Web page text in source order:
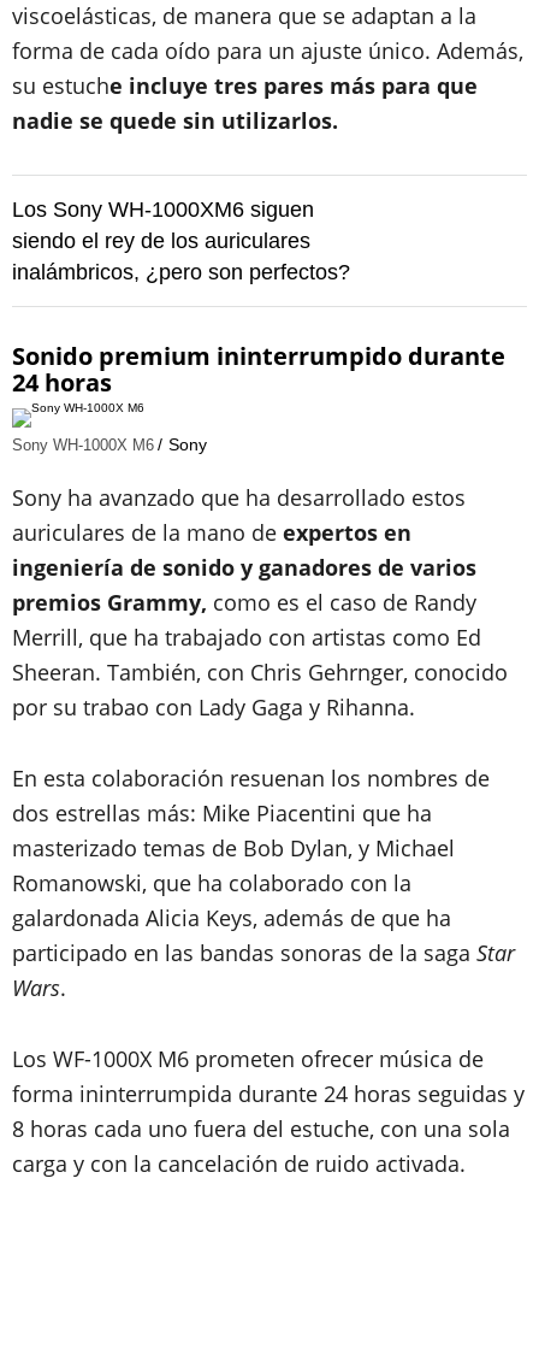
viscoelásticas, de manera que se adaptan a la
forma de cada oído para un ajuste único. Además,
su estuche incluye tres pares más para que
nadie se quede sin utilizarlos.
Los Sony WH-1000XM6 siguen
siendo el rey de los auriculares
inalámbricos, ¿pero son perfectos?
Sonido premium ininterrumpido durante
24 horas
Sony WH-1000X M6 Sony
Sony ha avanzado que ha desarrollado estos
auriculares de la mano de expertos en
ingeniería de sonido y ganadores de varios
premios Grammy, como es el caso de Randy
Merrill, que ha trabajado con artistas como Ed
Sheeran. También, con Chris Gehrnger, conocido
por su trabao con Lady Gaga y Rihanna.
En esta colaboración resuenan los nombres de
dos estrellas más: Mike Piacentini que ha
masterizado temas de Bob Dylan, y Michael
Romanowski, que ha colaborado con la
galardonada Alicia Keys, además de que ha
participado en las bandas sonoras de la saga Star
Wars.
Los WF-1000X M6 prometen ofrecer música de
forma ininterrumpida durante 24 horas seguidas y
8 horas cada uno fuera del estuche, con una sola
carga y con la cancelación de ruido activada.